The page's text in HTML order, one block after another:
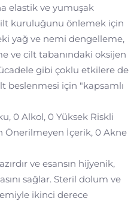
elastik ve yumuşak
kuruluğunu önlemek için
yağ ve nemi dengelleme,
ve cilt tabanındaki oksijen
gibi çoklu etkilere de
için "kapsamlı
0 Alkol, 0 Yüksek Riskli
Önerilmeyen İçerik, 0 Akne
ve esansın hijyenik,
sağlar. Steril dolum ve
ikinci derece